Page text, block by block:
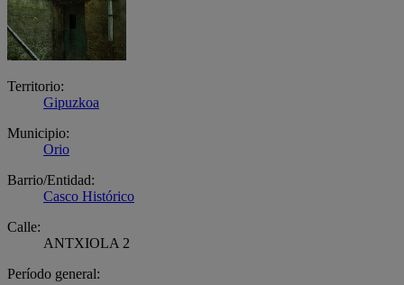
Territorio:
Gipuzkoa
Municipio:
Orio
Barrio/Entidad:
Casco Histórico
Calle:
ANTXIOLA 2
Período general: